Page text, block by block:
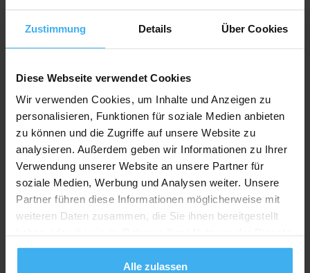
Zustimmung Details Über Cookies
Diese Webseite verwendet Cookies
Wir verwenden Cookies, um Inhalte und Anzeigen zu
personalisieren, Funktionen für soziale Medien anbieten
zu können und die Zugriffe auf unsere Website zu
analysieren. Außerdem geben wir Informationen zu Ihrer
Verwendung unserer Website an unsere Partner für
soziale Medien, Werbung und Analysen weiter. Unsere
Partner führen diese Informationen möglicherweise mit
weiteren Daten zusammen, die Sie ihnen bereitgestellt
gesammelt haben.
Alle zulassen